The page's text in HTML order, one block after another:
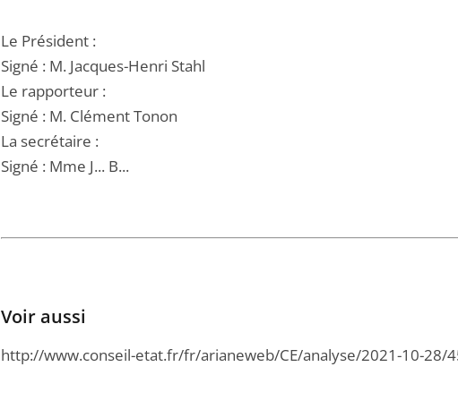
Le Président :
Signé : M. Jacques-Henri Stahl
Le rapporteur :
Signé : M. Clément Tonon
La secrétaire :
Signé : Mme J... B...
Voir aussi
http://www.conseil-etat.fr/fr/arianeweb/CE/analyse/2021-10-28/